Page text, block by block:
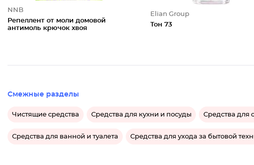
NNB
Репеллент от моли домовой
антимоль крючок хвоя
Elian Group
Тон 73
Смежные разделы
Чистящие средства Средства для кухни и посуды Средства для
Средства для ванной и туалета Средства для ухода за бытовой